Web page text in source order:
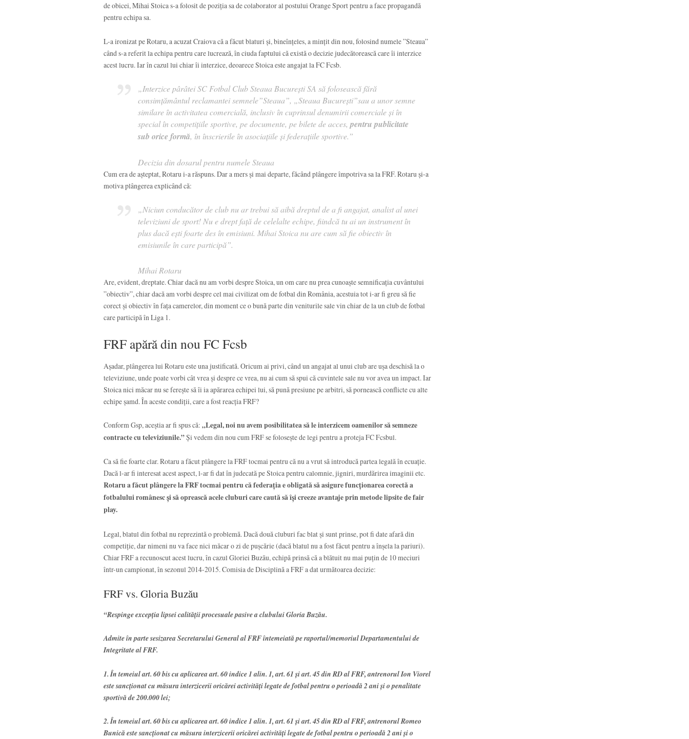
de obicei, Mihai Stoica s-a folosit de poziția sa de colaborator al postului Orange Sport pentru a face propagandă
pentru echipa sa.
L-a ironizat pe Rotaru, a acuzat Craiova că a făcut blaturi și, bineînțeles, a mințit din nou, folosind numele ”Steaua”
când s-a referit la echipa pentru care lucrează, în ciuda faptului că există o decizie judecătorească care îi interzice
acest lucru. Iar în cazul lui chiar îi interzice, deoarece Stoica este angajat la FC Fcsb.
„Interzice pârâtei SC Fotbal Club Steaua Bucureşti SA să folosească fără
consimţământul reclamantei semnele”Steaua”, „Steaua Bucureşti”sau a unor semne
similare în activitatea comercială, inclusiv în cuprinsul denumirii comerciale şi în
special în competiţiile sportive, pe documente, pe bilete de acces, pentru publicitate
sub orice formă, în înscrierile în asociaţiile şi federaţiile sportive.”
Decizia din dosarul pentru numele Steaua
Cum era de așteptat, Rotaru i-a răspuns. Dar a mers și mai departe, făcând plângere împotriva sa la FRF. Rotaru și-a
motiva plângerea explicând că:
„Niciun conducător de club nu ar trebui să aibă dreptul de a fi angajat, analist al unei
televiziuni de sport! Nu e drept față de celelalte echipe, fiindcă tu ai un instrument în
plus dacă ești foarte des în emisiuni. Mihai Stoica nu are cum să fie obiectiv în
emisiunile în care participă”.
Mihai Rotaru
Are, evident, dreptate. Chiar dacă nu am vorbi despre Stoica, un om care nu prea cunoaște semnificația cuvântului
”obiectiv”, chiar dacă am vorbi despre cel mai civilizat om de fotbal din România, acestuia tot i-ar fi greu să fie
corect și obiectiv în fața camerelor, din moment ce o bună parte din veniturile sale vin chiar de la un club de fotbal
care participă în Liga 1.
FRF apără din nou FC Fcsb
Așadar, plângerea lui Rotaru este una justificată. Oricum ai privi, când un angajat al unui club are ușa deschisă la o
televiziune, unde poate vorbi cât vrea și despre ce vrea, nu ai cum să spui că cuvintele sale nu vor avea un impact. Iar
Stoica nici măcar nu se ferește să îi ia apărarea echipei lui, să pună presiune pe arbitri, să pornească conflicte cu alte
echipe șamd. În aceste condiții, care a fost reacția FRF?
Conform Gsp, aceștia ar fi spus că: „Legal, noi nu avem posibilitatea să le interzicem oamenilor să semneze
contracte cu televiziunile.”Și vedem din nou cum FRF se folosește de legi pentru a proteja FC Fcsbul.
Ca să fie foarte clar. Rotaru a făcut plângere la FRF tocmai pentru că nu a vrut să introducă partea legală în ecuație.
Dacă l-ar fi interesat acest aspect, l-ar fi dat în judecată pe Stoica pentru calomnie, jigniri, murdărirea imaginii etc.
Rotaru a făcut plângere la FRF tocmai pentru că federația e obligată să asigure funcționarea corectă a
fotbalului românesc și să oprească acele cluburi care caută să își creeze avantaje prin metode lipsite de fair
play.
Legal, blatul din fotbal nu reprezintă o problemă. Dacă două cluburi fac blat și sunt prinse, pot fi date afară din
competiție, dar nimeni nu va face nici măcar o zi de pușcărie (dacă blatul nu a fost făcut pentru a înșela la pariuri).
Chiar FRF a recunoscut acest lucru, în cazul Gloriei Buzău, echipă prinsă că a blătuit nu mai puțin de 10 meciuri
într-un campionat, în sezonul 2014-2015. Comisia de Disciplină a FRF a dat următoarea decizie:
FRF vs. Gloria Buzău
“Respinge excepţia lipsei calităţii procesuale pasive a clubului Gloria Buzău.
Admite în parte sesizarea Secretarului General al FRF întemeiată pe raportul/memoriul Departamentului de
Integritate al FRF.
1. În temeiul art. 60 bis cu aplicarea art. 60 indice 1 alin. 1, art. 61 şi art. 45 din RD al FRF, antrenorul Ion Viorel
este sancţionat cu măsura interzicerii oricărei activităţi legate de fotbal pentru o perioadă 2 ani şi o penalitate
sportivă de 200.000 lei;
2. În temeiul art. 60 bis cu aplicarea art. 60 indice 1 alin. 1, art. 61 şi art. 45 din RD al FRF, antrenorul Romeo
Bunică este sancţionat cu măsura interzicerii oricărei activităţi legate de fotbal pentru o perioadă 2 ani şi o